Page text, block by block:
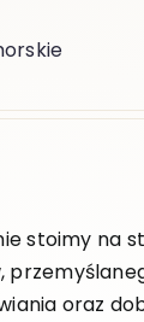
stoimy na
oraz